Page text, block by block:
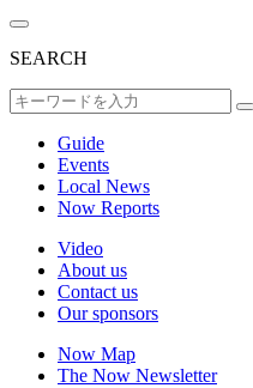
SEARCH
Guide
Events
Local News
Now Reports
Video
About us
Contact us
Our sponsors
Now Map
The Now Newsletter